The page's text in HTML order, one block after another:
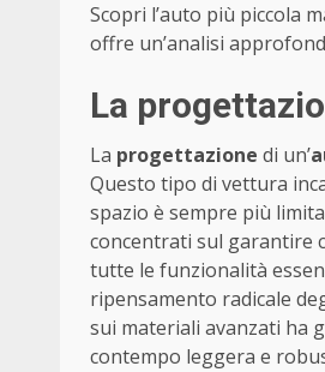
Scopri l’auto più piccola
offre un’analisi
La
La progettazione di un’
Questo tipo di vettura
spazio è sempre più
concentrati sul garantire
tutte le funzionalità
ripensamento radicale
sui materiali avanzati ha
contempo leggera e